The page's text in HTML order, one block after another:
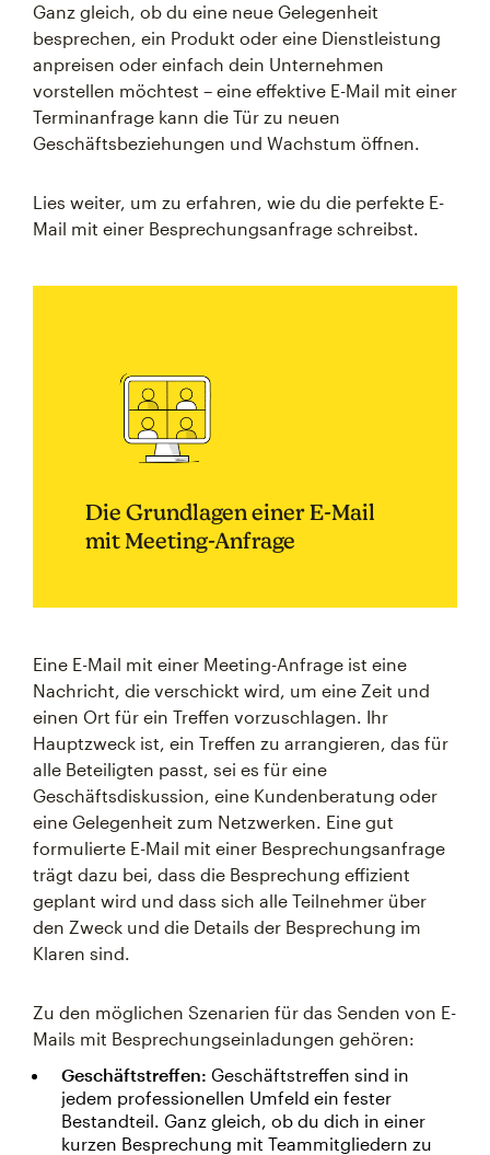
Ganz gleich, ob du eine neue Gelegenheit
besprechen, ein Produkt oder eine Dienstleistung
anpreisen oder einfach dein Unternehmen
vorstellen möchtest – eine effektive E-Mail mit einer
Terminanfrage kann die Tür zu neuen
Geschäftsbeziehungen und Wachstum öffnen.
Lies weiter, um zu erfahren, wie du die perfekte E-
Mail mit einer Besprechungsanfrage schreibst.
Die Grundlagen einer E-Mail
mit Meeting-Anfrage
Eine E-Mail mit einer Meeting-Anfrage ist eine
Nachricht, die verschickt wird, um eine Zeit und
einen Ort für ein Treffen vorzuschlagen. Ihr
Hauptzweck ist, ein Treffen zu arrangieren, das für
alle Beteiligten passt, sei es für eine
Geschäftsdiskussion, eine Kundenberatung oder
eine Gelegenheit zum Netzwerken. Eine gut
formulierte E-Mail mit einer Besprechungsanfrage
trägt dazu bei, dass die Besprechung effizient
geplant wird und dass sich alle Teilnehmer über
den Zweck und die Details der Besprechung im
Klaren sind.
Zu den möglichen Szenarien für das Senden von E-
Mails mit Besprechungseinladungen gehören:
Geschäftstreffen: Geschäftstreffen sind in
jedem professionellen Umfeld ein fester
Bestandteil. Ganz gleich, ob du dich in einer
kurzen Besprechung mit Teammitgliedern zu